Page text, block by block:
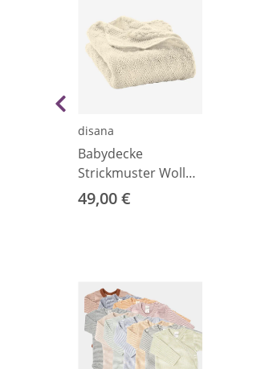
disana
Babydecke
Strickmuster Wolle
natur
49,00 €